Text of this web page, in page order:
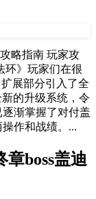
略指南 玩家攻
环》玩家们在很
展部分引入了全
的升级系统，令
渐掌握了对付盖
作和战绩。...
章boss盖迪